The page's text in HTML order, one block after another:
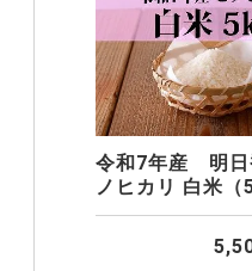
令和7年産 明日
ノヒカリ 白米（